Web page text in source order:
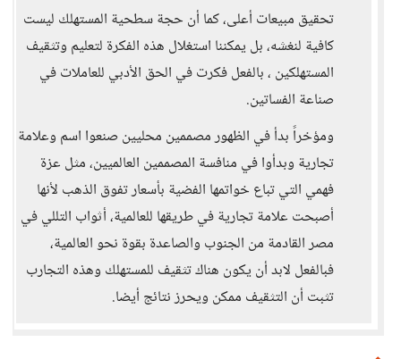
تحقيق مبيعات أعلى، كما أن حجة سطحية المستهلك ليست
كافية لنغشه، بل يمكننا استغلال هذه الفكرة لتعليم وتثقيف
المستهلكين ، بالفعل فكرت في الحق الأدبي للعاملات في
صناعة الفساتين.
ومؤخراً بدأ في الظهور مصممين محليين صنعوا اسم وعلامة
تجارية وبدأوا في منافسة المصممين العالميين، مثل عزة
فهمي التي تباع خواتمها الفضية بأسعار تفوق الذهب لأنها
أصبحت علامة تجارية في طريقها للعالمية، أثواب التللي في
مصر القادمة من الجنوب والصاعدة بقوة نحو العالمية،
فبالفعل لابد أن يكون هناك تثقيف للمستهلك وهذه التجارب
تثبت أن التثقيف ممكن ويحرز نتائج أيضا.